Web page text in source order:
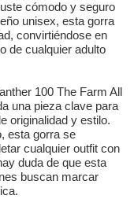
cómodo y seguro
unisex, esta gorra
convirtiéndose en
de cualquier adulto
100 The Farm All
una pieza clave para
originalidad y estilo.
esta gorra se
cualquier outfit con
duda de que esta
buscan marcar